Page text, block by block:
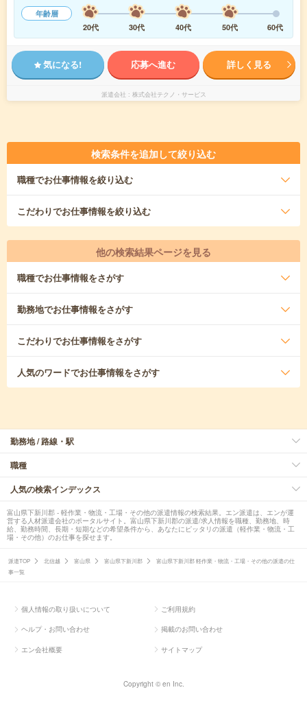
年齢層
20代
30代 40代 50代 60代
気になる! 応募へ進む 詳しく見る
派遣会社 株式会社テクノ・サービス
検索条件を追加して絞り込む
職種でお仕事情報を絞り込む
こだわりでお仕事情報を絞り込む
他の検索結果ページを見る
職種でお仕事情報をさがす
勤務地でお仕事情報をさがす
こだわりでお仕事情報をさがす
人気のワードでお仕事情報をさがす
勤務地 / 路線・駅
職種
人気の検索インデックス
富山県下新川郡 - 軽作業・物流・工場・その他の派遣情報の検索結果。エン派遣は、エンが運
営する人材派遣会社のポータルサイト。富山県下新川郡の派遣/求人情報を職種、勤務地、時
給、勤務時間、長期・短期などの希望条件から、あなたにピッタリの派遣（軽作業・物流・工
場・その他）のお仕事を探せます。
派遣TOP 北信越 富山県 富山県下新川郡
富山県下新川郡 軽作業・物流・工場・その他の派遣の仕
事一覧
個人情報の取り扱いについて ご利用規約
ヘルプ・お問い合わせ 掲載のお問い合わせ
エン会社概要 サイトマップ
Copyright © en Inc.